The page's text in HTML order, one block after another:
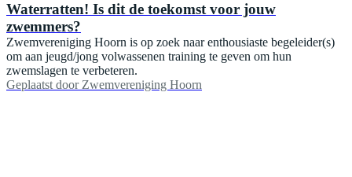
Waterratten! Is dit de toekomst voor jouw
zwemmers?
Zwemvereniging Hoorn is op zoek naar enthousiaste begeleider(s)
om aan jeugd/jong volwassenen training te geven om hun
zwemslagen te verbeteren.
Geplaatst door Zwemvereniging Hoorn